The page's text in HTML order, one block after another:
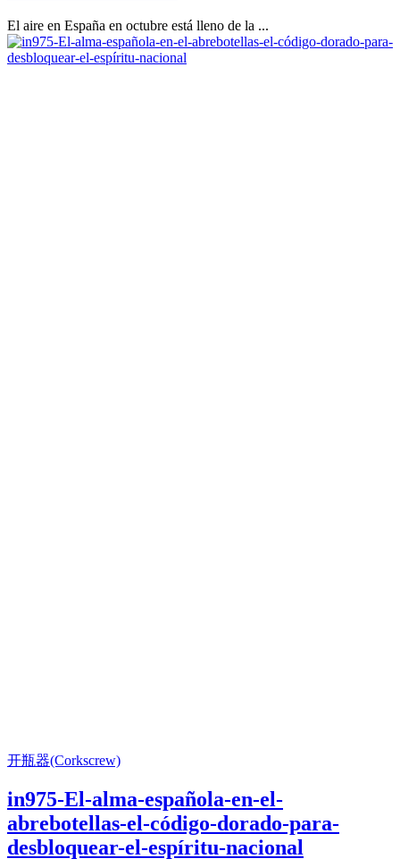
El aire en España en octubre está lleno de la ...
开瓶器(Corkscrew)
in975-El-alma-española-en-el-
abrebotellas-el-código-dorado-para-
desbloquear-el-espíritu-nacional